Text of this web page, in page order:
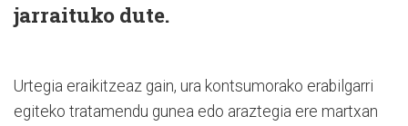
jarraituko dute.
Urtegia eraikitzeaz gain, ura kontsumorako erabilgarri
egiteko tratamendu gunea edo araztegia ere martxan